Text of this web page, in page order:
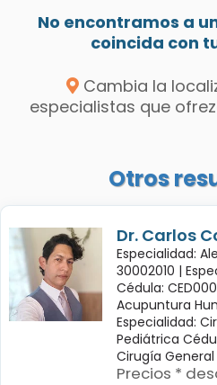
No encontramos a
coincida con
Cambia la
especialistas que
Otros
Dr. Carlos
Especialidad:
30002010 |
Cédula:
Acupuntura
Especialidad:
Pediátrica
Cirugía
Precios *